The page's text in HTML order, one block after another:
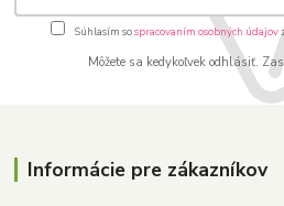
Súhlasím sospracovaním osobných údajov
Môžete sa kedykoľvek odhlásiť.
Informácie pre zákazníkov